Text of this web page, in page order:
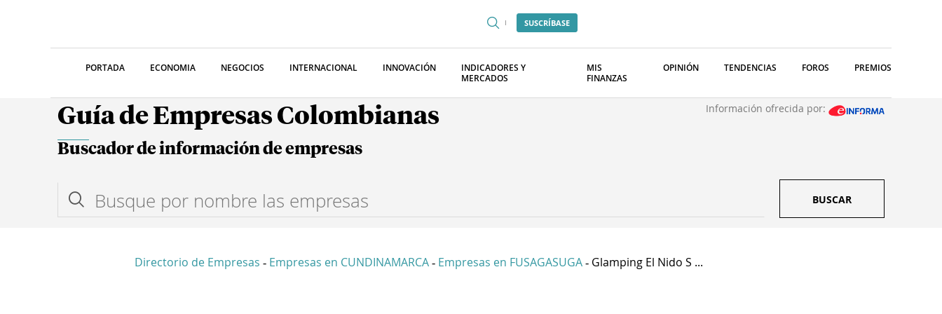
SUSCRÍBASE
PORTADA ECONOMIA NEGOCIOS INTERNACIONAL INNOVACIÓN
INDICADORES Y
MERCADOS
MIS
FINANZAS
OPINIÓN TENDENCIAS FOROS PREMIOS
Guía de Empresas Colombianas Información ofrecida por:
Buscador de información de empresas
BUSCAR
Directorio de Empresas - Empresas en CUNDINAMARCA - Empresas en FUSAGASUGA - Glamping El Nido S ...